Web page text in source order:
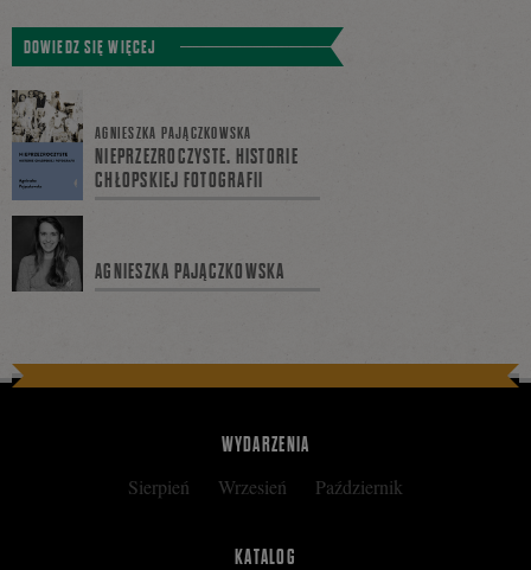
TweetnijPodziel
się
na
DOWIEDZ SIĘ WIĘCEJ
AGNIESZKA PAJĄCZKOWSKA
NIEPRZEZROCZYSTE. HISTORIE
CHŁOPSKIEJ FOTOGRAFII
AGNIESZKA PAJĄCZKOWSKA
WYDARZENIA
Sierpień Wrzesień Październik
KATALOG